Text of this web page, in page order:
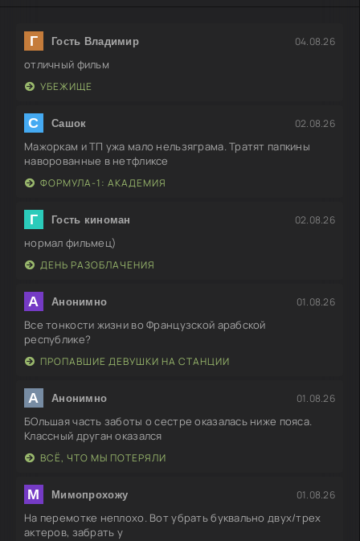
Г Гость Владимир 04.08.26
отличный фильм
УБЕЖИЩЕ
С Сашок 02.08.26
Мажоркам и ТП ужа мало нельзяграма. Тратят папкины
наворованные в нетфликсе
ФОРМУЛА-1: АКАДЕМИЯ
Г Гость киноман 02.08.26
нормал фильмец)
ДЕНЬ РАЗОБЛАЧЕНИЯ
А Анонимно 01.08.26
Все тонкости жизни во Французской арабской
республике?
ПРОПАВШИЕ ДЕВУШКИ НА СТАНЦИИ
А Анонимно 01.08.26
БОльшая часть заботы о сестре оказалась ниже пояса.
Классный друган оказался
ВСЁ, ЧТО МЫ ПОТЕРЯЛИ
М Мимопрохожу 01.08.26
На перемотке неплохо. Вот убрать буквально двух/трех
актеров, забрать у